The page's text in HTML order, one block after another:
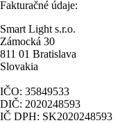
Fakturačné údaje:
Smart Light s.r.o.
Zámocká 30
811 01 Bratislava
Slovakia
IČO: 35849533
DIČ: 2020248593
IČ DPH: SK2020248593